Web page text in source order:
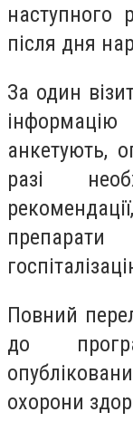
наступного
після дня
За один
анкетують,
разі
Повний
до
охорони